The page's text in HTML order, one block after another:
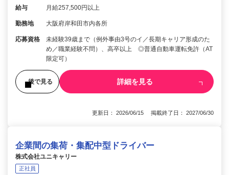
給与 月給257,500円以上
勤務地 大阪府岸和田市内各所
応募資格
未経験39歳まで（例外事由3号のイ／長期キャリア形成のた
め／職業経験不問）、高卒以上 ◎普通自動車運転免許（AT
限定可）
後で見る 詳細を見る
更新日： 2026/06/15 掲載終了日： 2027/06/30
企業間の集荷・集配中型ドライバー
株式会社ユニキャリー
正社員